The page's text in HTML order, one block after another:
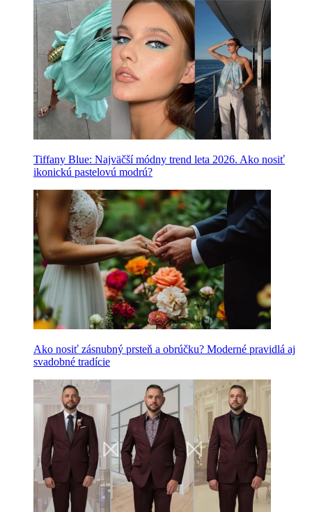
Tiffany Blue: Najväčší módny trend leta 2026. Ako nosiť
ikonickú pastelovú modrú?
Ako nosiť zásnubný prsteň a obrúčku? Moderné pravidlá aj
svadobné tradície